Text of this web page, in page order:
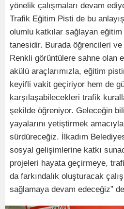
yönelik çalışmaları devam
Trafik Eğitim Pisti de bu
olumlu katkılar sağlayan eğitim
tanesidir. Burada öğrencileri ve
Renkli görüntülere sahne olan
akülü araçlarımızla, eğitim
keyifli vakit geçiriyor hem de
karşılaşabilecekleri trafik
şekilde öğreniyor. Geleceğin
yayalarını yetiştirmek
sürdüreceğiz. İlkadım
sosyal gelişimlerine katkı
projeleri hayata geçirmeye,
da farkındalık oluşturacak
sağlamaya devam edeceğiz”